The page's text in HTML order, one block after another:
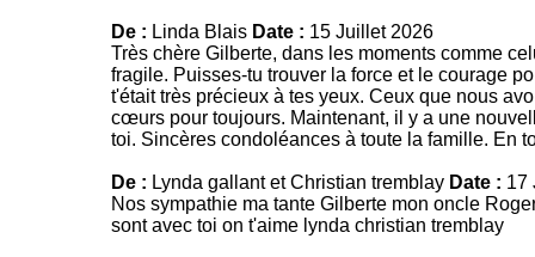
De : Linda Blais Date : 15 Juillet 2026
Très chère Gilberte, dans les moments comme
fragile. Puisses-tu trouver la force et le courage
t'était très précieux à tes yeux. Ceux que nous
cœurs pour toujours. Maintenant, il y a une
toi. Sincères condoléances à toute la famille. En
De : Lynda gallant et Christian tremblay Date : 17
Nos sympathie ma tante Gilberte mon oncle
sont avec toi on t'aime lynda christian tremblay